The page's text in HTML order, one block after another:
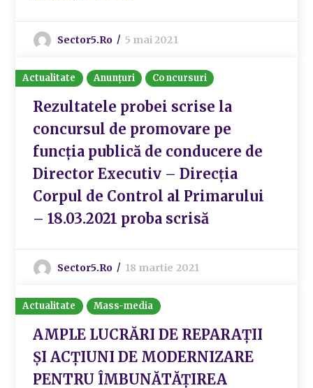
Sector5.ro 5 mai 2021
Actualitate Anunțuri Concursuri
Rezultatele probei scrise la
concursul de promovare pe
funcția publică de conducere de
Director Executiv – Direcția
Corpul de Control al Primarului
– 18.03.2021 proba scrisă
Sector5.ro 18 martie 2021
Actualitate Mass-media
AMPLE LUCRĂRI DE REPARAȚII
ȘI ACȚIUNI DE MODERNIZARE
PENTRU ÎMBUNĂTĂȚIREA